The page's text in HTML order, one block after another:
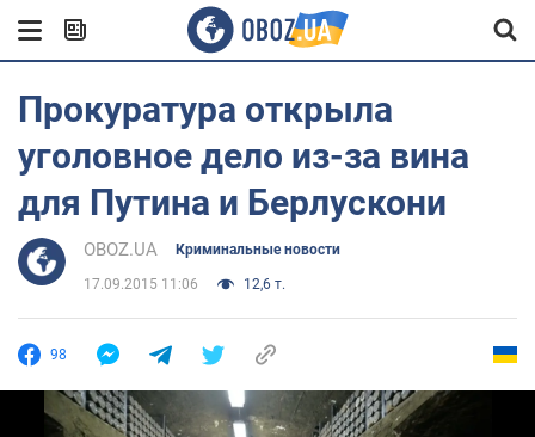
Прокуратура открыла
уголовное дело из-за вина
для Путина и Берлускони
OBOZ.UA Криминальные новости
17.09.2015 11:06 12,6 т.
98